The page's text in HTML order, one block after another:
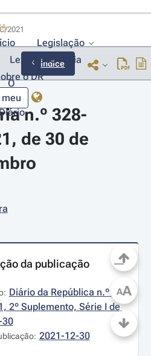
Legislação
Lexionário
Lia
o DR
O
meu
Índice
n.º 328-
de 30 de
da publicação
Diário da República n.º
2º Suplemento, Série I de
30
2021-12-30
AA